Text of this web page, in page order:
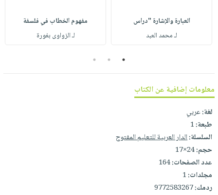
أطفال
مناسبات
أسئلة
نيل
وفرات
كتابك
تواصل
معنا
التسوق
العبارة والإشارة "دراس
لـ محمد العبد
مفهوم الخطاب في فلسفة
لـ الزواوى بغورة
1
2
3
معلومات إضافية عن الكتاب
لغة:عربي
طبعة:1
السلسلة:الدار العربية للتعليم المفتوح
حجم:24×17
عدد الصفحات:164
مجلدات:1
ردمك:9772583267